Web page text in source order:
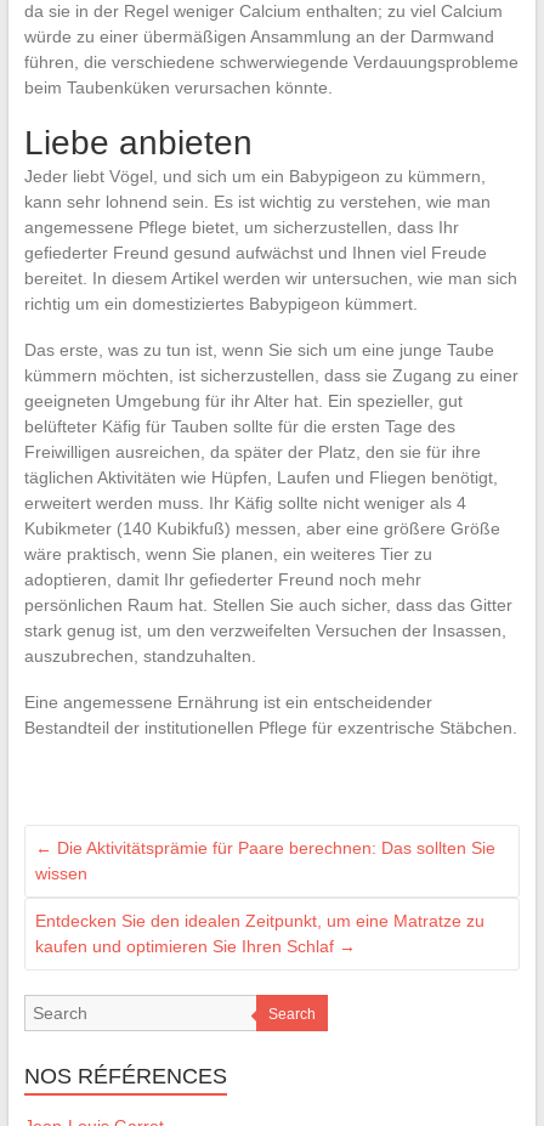
da sie in der Regel weniger Calcium enthalten; zu viel Calcium
würde zu einer übermäßigen Ansammlung an der Darmwand
führen, die verschiedene schwerwiegende Verdauungsprobleme
beim Taubenküken verursachen könnte.
Liebe anbieten
Jeder liebt Vögel, und sich um ein Babypigeon zu kümmern,
kann sehr lohnend sein. Es ist wichtig zu verstehen, wie man
angemessene Pflege bietet, um sicherzustellen, dass Ihr
gefiederter Freund gesund aufwächst und Ihnen viel Freude
bereitet. In diesem Artikel werden wir untersuchen, wie man sich
richtig um ein domestiziertes Babypigeon kümmert.
Das erste, was zu tun ist, wenn Sie sich um eine junge Taube
kümmern möchten, ist sicherzustellen, dass sie Zugang zu einer
geeigneten Umgebung für ihr Alter hat. Ein spezieller, gut
belüfteter Käfig für Tauben sollte für die ersten Tage des
Freiwilligen ausreichen, da später der Platz, den sie für ihre
täglichen Aktivitäten wie Hüpfen, Laufen und Fliegen benötigt,
erweitert werden muss. Ihr Käfig sollte nicht weniger als 4
Kubikmeter (140 Kubikfuß) messen, aber eine größere Größe
wäre praktisch, wenn Sie planen, ein weiteres Tier zu
adoptieren, damit Ihr gefiederter Freund noch mehr
persönlichen Raum hat. Stellen Sie auch sicher, dass das Gitter
stark genug ist, um den verzweifelten Versuchen der Insassen,
auszubrechen, standzuhalten.
Eine angemessene Ernährung ist ein entscheidender
Bestandteil der institutionellen Pflege für exzentrische Stäbchen.
← Die Aktivitätsprämie für Paare berechnen: Das sollten Sie
wissen
Entdecken Sie den idealen Zeitpunkt, um eine Matratze zu
kaufen und optimieren Sie Ihren Schlaf →
Search
NOS RÉFÉRENCES